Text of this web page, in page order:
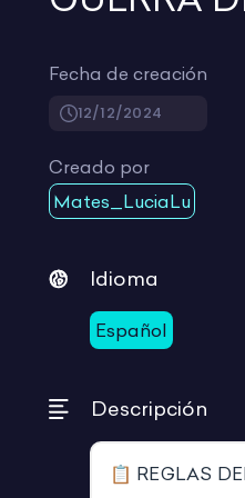
Fecha de creación
12/12/2024
Creado por
Mates_LuciaLu
Idioma
Español
Descripción
📋 REGLAS